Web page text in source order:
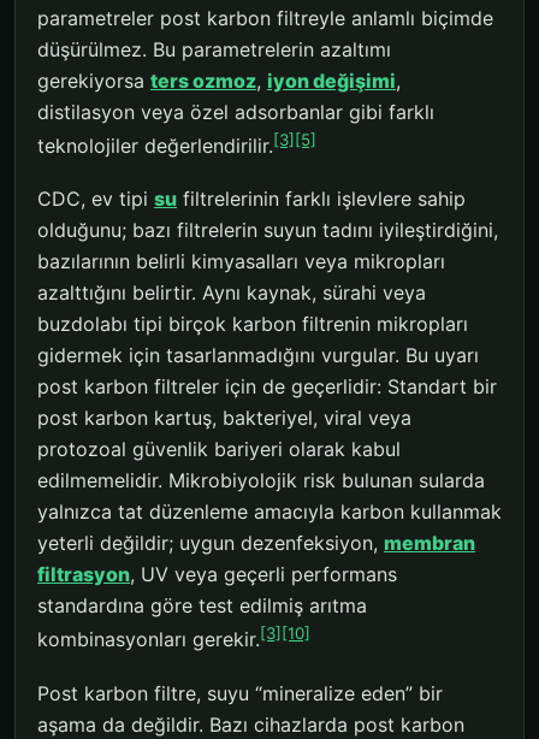
parametreler post karbon filtreyle anlamlı biçimde
düşürülmez. Bu parametrelerin azaltımı
gerekiyorsa ters ozmoz, iyon değişimi,
distilasyon veya özel adsorbanlar gibi farklı
teknolojiler değerlendirilir.[3] [5]
CDC, ev tipi su filtrelerinin farklı işlevlere sahip
olduğunu; bazı filtrelerin suyun tadını iyileştirdiğini,
bazılarının belirli kimyasalları veya mikropları
azalttığını belirtir. Aynı kaynak, sürahi veya
buzdolabı tipi birçok karbon filtrenin mikropları
gidermek için tasarlanmadığını vurgular. Bu uyarı
post karbon filtreler için de geçerlidir: Standart bir
post karbon kartuş, bakteriyel, viral veya
protozoal güvenlik bariyeri olarak kabul
edilmemelidir. Mikrobiyolojik risk bulunan sularda
yalnızca tat düzenleme amacıyla karbon kullanmak
yeterli değildir; uygun dezenfeksiyon, membran
filtrasyon, UV veya geçerli performans
standardına göre test edilmiş arıtma
kombinasyonları gerekir.[3] [10]
Post karbon filtre, suyu “mineralize eden” bir
aşama da değildir. Bazı cihazlarda post karbon